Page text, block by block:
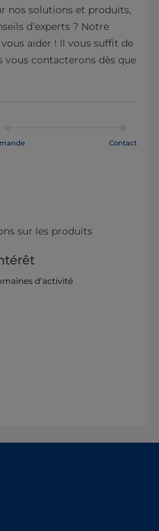
nos solutions et produits,
d’experts ? Notre
aider ! Il vous suffit de
contacterons dès que
Contact
sur les produits
d’activité